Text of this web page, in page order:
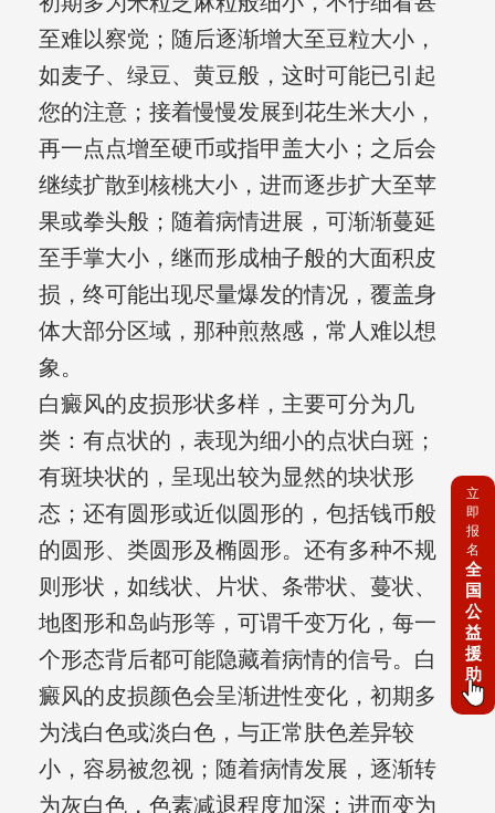
至难以察觉；随后逐渐增大至豆粒大小，
如麦子、绿豆、黄豆般，这时可能已引起
您的注意；接着慢慢发展到花生米大小，
再一点点增至硬币或指甲盖大小；之后会
继续扩散到核桃大小，进而逐步扩大至苹
果或拳头般；随着病情进展，可渐渐蔓延
至手掌大小，继而形成柚子般的大面积皮
损，终可能出现尽量爆发的情况，覆盖身
体大部分区域，那种煎熬感，常人难以想
象。
白癜风的皮损形状多样，主要可分为几
类：有点状的，表现为细小的点状白斑；
有斑块状的，呈现出较为显然的块状形
态；还有圆形或近似圆形的，包括钱币般
的圆形、类圆形及椭圆形。还有多种不规
则形状，如线状、片状、条带状、蔓状、
地图形和岛屿形等，可谓千变万化，每一
个形态背后都可能隐藏着病情的信号。白
癜风的皮损颜色会呈渐进性变化，初期多
为浅白色或淡白色，与正常肤色差异较
小，容易被忽视；随着病情发展，逐渐转
为灰白色，色素减退程度加深；进而变为
立
即
报
名
全
国
公
益
援
助